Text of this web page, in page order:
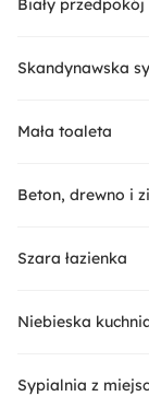
Biały przedpokój
Skandynawska
Mała toaleta
Beton, drewno i
Szara łazienka
Niebieska
Sypialnia z